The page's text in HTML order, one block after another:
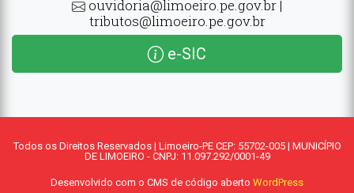
ouvidoria@limoeiro.pe.gov.br |
tributos@limoeiro.pe.gov.br
e-SIC
Todos os Direitos Reservados | Limoeiro-PE CEP: 55702-005 | MUNICÍPIO
DE LIMOEIRO - CNPJ: 11.097.292/0001-49
Desenvolvido com o CMS de código aberto WordPress